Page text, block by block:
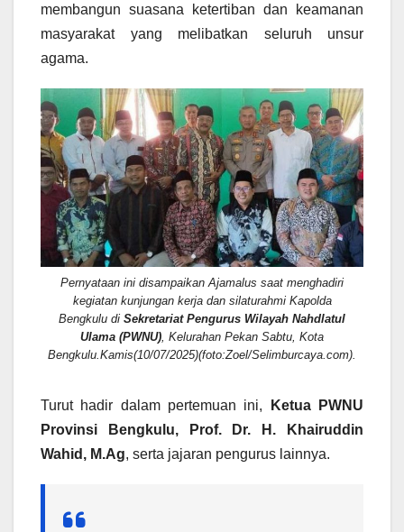
membangun suasana ketertiban dan keamanan
masyarakat yang melibatkan seluruh unsur
agama.
Pernyataan ini disampaikan Ajamalus saat menghadiri
kegiatan kunjungan kerja dan silaturahmi Kapolda
Bengkulu di Sekretariat Pengurus Wilayah Nahdlatul
Ulama (PWNU) , Kelurahan Pekan Sabtu, Kota
Bengkulu.Kamis(10/07/2025)(foto:Zoel/Selimburcaya.com).
Turut hadir dalam pertemuan ini,
Ketua PWNU
Provinsi Bengkulu, Prof. Dr. H. Khairuddin
Wahid, M.Ag, serta jajaran pengurus lainnya.